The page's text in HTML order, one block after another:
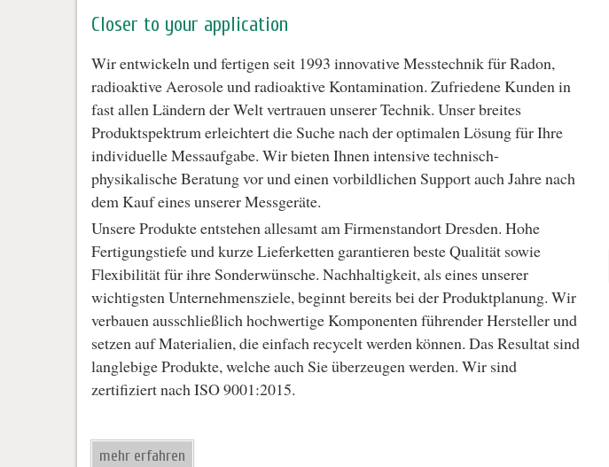
Closer to your application
Wir entwickeln und fertigen seit 1993 innovative Messtechnik für Radon,
radioaktive Aerosole und radioaktive Kontamination. Zufriedene Kunden in
fast allen Ländern der Welt vertrauen unserer Technik. Unser breites
Produktspektrum erleichtert die Suche nach der optimalen Lösung für Ihre
individuelle Messaufgabe. Wir bieten Ihnen intensive technisch-
physikalische Beratung vor und einen vorbildlichen Support auch Jahre nach
dem Kauf eines unserer Messgeräte.
Unsere Produkte entstehen allesamt am Firmenstandort Dresden. Hohe
Fertigungstiefe und kurze Lieferketten garantieren beste Qualität sowie
Flexibilität für ihre Sonderwünsche. Nachhaltigkeit, als eines unserer
wichtigsten Unternehmensziele, beginnt bereits bei der Produktplanung. Wir
verbauen ausschließlich hochwertige Komponenten führender Hersteller und
setzen auf Materialien, die einfach recycelt werden können. Das Resultat sind
langlebige Produkte, welche auch Sie überzeugen werden. Wir sind
zertifiziert nach ISO 9001:2015.
mehr erfahren